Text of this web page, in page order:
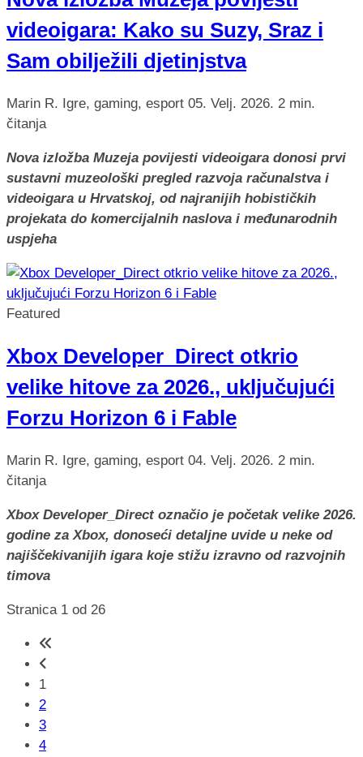
videoigara: Kako su Suzy, Sraz i
Sam obilježili djetinjstva
Marin R. Igre, gaming, esport 05. Velj. 2026. 2 min.
čitanja
Nova izložba Muzeja povijesti videoigara donosi prvi
sustavni muzeološki pregled razvoja računalstva i
videoigara u Hrvatskoj, od najranijih hobističkih
projekata do komercijalnih naslova i međunarodnih
uspjeha
Featured
Xbox Developer_Direct otkrio
velike hitove za 2026., uključujući
Forzu Horizon 6 i Fable
Marin R. Igre, gaming, esport 04. Velj. 2026. 2 min.
čitanja
Xbox Developer_Direct označio je početak velike 2026.
godine za Xbox, donoseći detaljne uvide u neke od
najiščekivanijih igara koje stižu izravno od razvojnih
timova
Stranica 1 od 26
1
2
3
4